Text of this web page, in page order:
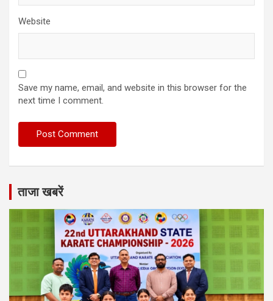
Website
Save my name, email, and website in this browser for the
next time I comment.
ताजा खबरें